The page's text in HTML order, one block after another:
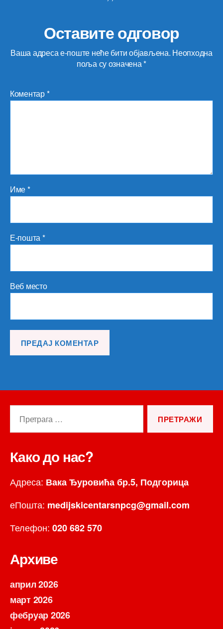
Оставите одговор
Ваша адреса е-поште неће бити објављена. Неопходна
поља су означена*
Коментар*
Име*
Е-пошта*
Веб место
Како до нас?
Адреса: Вака Ђуровића бр.5, Подгорица
еПошта: medijskicentarsnpcg@gmail.com
Телефон: 020 682 570
Архиве
април 2026
март 2026
фебруар 2026